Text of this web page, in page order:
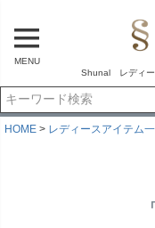
MENU
Shunal レディー
HOME レディースアイテム